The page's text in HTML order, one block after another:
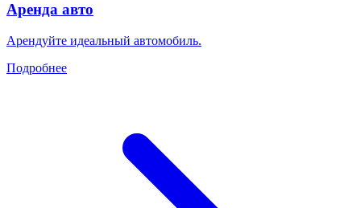
Аренда авто
Арендуйте идеальный автомобиль.
Подробнее